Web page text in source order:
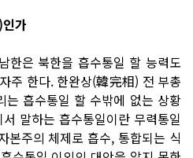
가
은 북한을 흡수통일 할 능력도
주 한다. 한완상(韓完相) 전 부총
흡수통일 할 수밖에 없는 상황
말하는 흡수통일이란 무력통일
본주의 체제로 흡수, 통합되는 식